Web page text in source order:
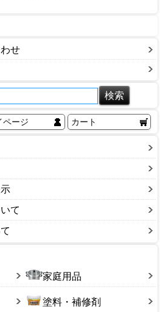
せ
ページ カート
て
家庭用品
塗料・補修剤